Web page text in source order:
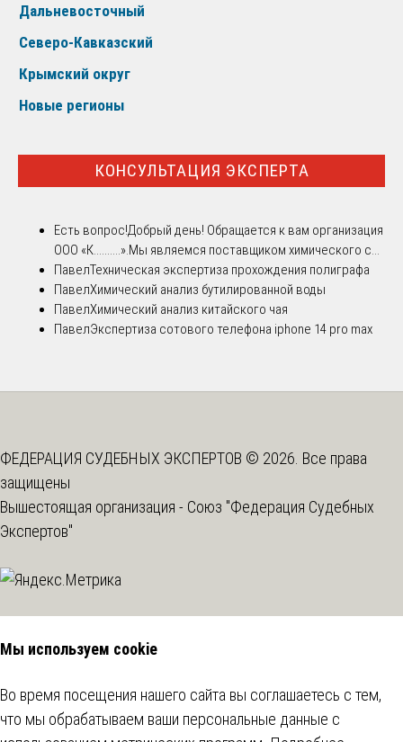
Дальневосточный
Северо-Кавказский
Крымский округ
Новые регионы
КОНСУЛЬТАЦИЯ ЭКСПЕРТА
Есть вопрос!Добрый день! Обращается к вам организация
ООО «К..........».Мы являемся поставщиком химического с...
ПавелТехническая экспертиза прохождения полиграфа
ПавелХимический анализ бутилированной воды
ПавелХимический анализ китайского чая
ПавелЭкспертиза сотового телефона iphone 14 pro max
ФЕДЕРАЦИЯ СУДЕБНЫХ ЭКСПЕРТОВ © 2026. Все права
защищены
Вышестоящая организация - Союз "Федерация Судебных
Экспертов"
Мы используем cookie
Во время посещения нашего сайта вы соглашаетесь с тем,
что мы обрабатываем ваши персональные данные с